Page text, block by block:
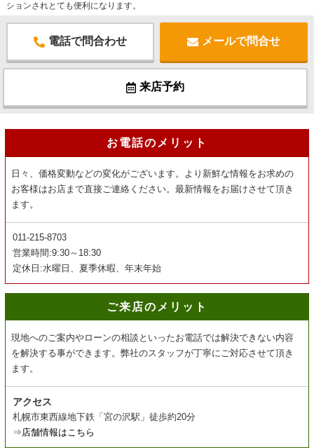
ションされとても便利になります。
電話で問合わせ メールで問合せ
来店予約
お電話のメリット
日々、価格変動などの変化がございます。より新鮮な情報をお求めの
お客様はお店まで直接ご連絡ください。最新情報をお届けさせて頂き
ます。
011-215-8703
営業時間:9:30～18:30
定休日:水曜日、夏季休暇、年末年始
ご来店のメリット
現地へのご案内やローンの相談といったお電話では解決できない内容
を解決する事ができます。弊社のスタッフが丁寧にご対応させて頂き
ます。
アクセス
札幌市東西線地下鉄「宮の沢駅」徒歩約20分
⇒ 店舗情報はこちら